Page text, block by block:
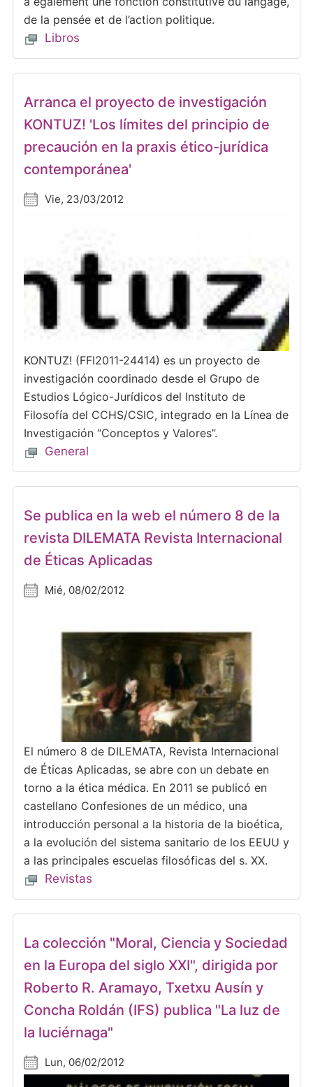
de la pensée et de l’action politique.
Libros
Arranca el proyecto de investigación
KONTUZ! 'Los límites del principio de
precaución en la praxis ético-jurídica
contemporánea'
Vie, 23/03/2012
KONTUZ! (FFI2011-24414) es un proyecto de
investigación coordinado desde el Grupo de
Estudios Lógico-Jurídicos del Instituto de
Filosofía del CCHS/CSIC, integrado en la Línea de
Investigación “Conceptos y Valores”.
General
Se publica en la web el número 8 de la
revista DILEMATA Revista Internacional
de Éticas Aplicadas
Mié, 08/02/2012
El número 8 de DILEMATA, Revista Internacional
de Éticas Aplicadas, se abre con un debate en
torno a la ética médica. En 2011 se publicó en
castellano Confesiones de un médico, una
introducción personal a la historia de la bioética,
a la evolución del sistema sanitario de los EEUU y
a las principales escuelas filosóficas del s. XX.
Revistas
La colección "Moral, Ciencia y Sociedad
en la Europa del siglo XXI", dirigida por
Roberto R. Aramayo, Txetxu Ausín y
Concha Roldán (IFS) publica "La luz de
la luciérnaga"
Lun, 06/02/2012